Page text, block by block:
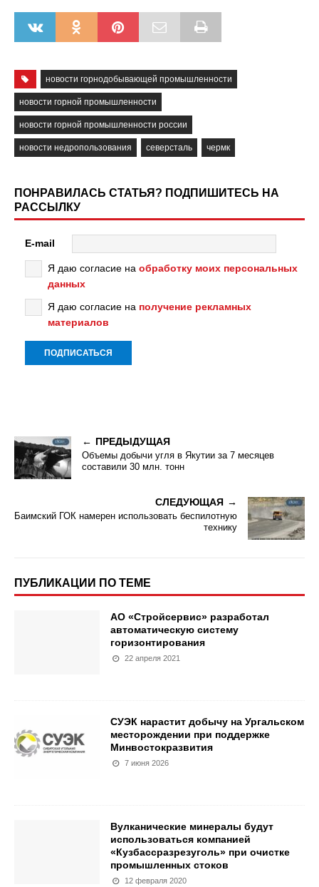
новости горнодобывающей промышленности
новости горной промышленности
новости горной промышленности россии
новости недропользования северсталь чермк
ПОНРАВИЛАСЬ СТАТЬЯ? ПОДПИШИТЕСЬ НА
РАССЫЛКУ
E-mail
Я даю согласие на обработку моих персональных
данных
Я даю согласие на получение рекламных
материалов
ПРЕДЫДУЩАЯ
Объемы добычи угля в Якутии за 7 месяцев
составили 30 млн. тонн
СЛЕДУЮЩАЯ
Баимский ГОК намерен использовать беспилотную
технику
ПУБЛИКАЦИИ ПО ТЕМЕ
АО «Стройсервис» разработал
автоматическую систему
горизонтирования
22 апреля 2021
СУЭК нарастит добычу на Ургальском
месторождении при поддержке
Минвостокразвития
7 июня 2026
Вулканические минералы будут
использоваться компанией
«Кузбассразрезуголь» при очистке
промышленных стоков
12 февраля 2020